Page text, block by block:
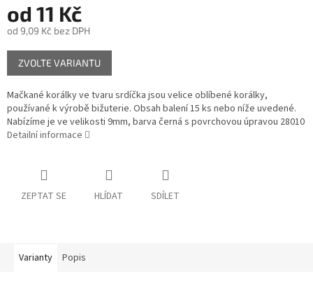
od 11 Kč
od 9,09 Kč bez DPH
Měrná
cena:
ZVOLTE VARIANTU
Mačkané korálky ve tvaru srdíčka jsou velice oblíbené korálky,
používané k výrobě bižuterie. Obsah balení 15 ks nebo níže uvedené.
Nabízíme je ve velikosti 9mm, barva černá s povrchovou úpravou 28010
Detailní informace
ZEPTAT SE HLÍDAT SDÍLET
Varianty Popis